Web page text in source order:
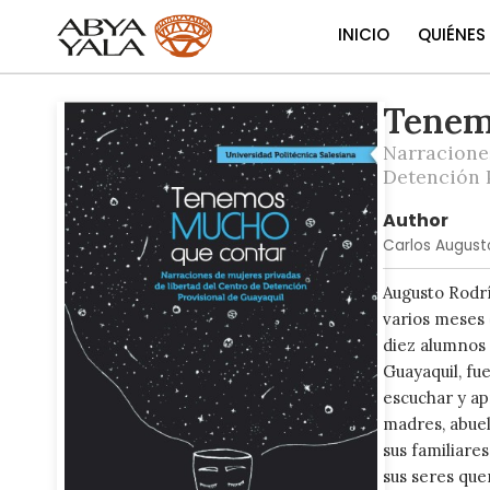
INICIO
Skip
to
the
end
of
the
images
gallery
Detención
Author
Carlos
Augusto
varios
diez
Guayaquil,
escuchar y
madres,
sus
sus seres